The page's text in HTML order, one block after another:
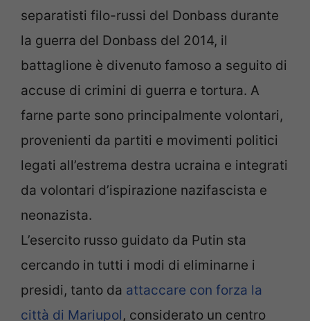
separatisti filo-russi del Donbass durante
la guerra del Donbass del 2014, il
battaglione è divenuto famoso a seguito di
accuse di crimini di guerra e tortura. A
farne parte sono principalmente volontari,
provenienti da partiti e movimenti politici
legati all’estrema destra ucraina e integrati
da volontari d’ispirazione nazifascista e
neonazista.
L’esercito russo guidato da Putin sta
cercando in tutti i modi di eliminarne i
presidi, tanto da attaccare con forza la
città di Mariupol, considerato un centro